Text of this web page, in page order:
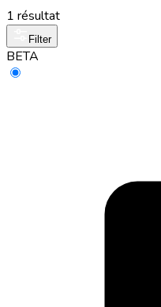
1 résultat
Filter
BETA